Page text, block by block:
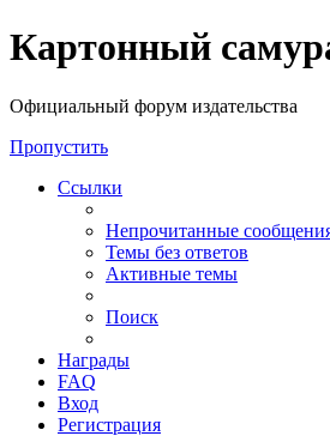
Регистрация
Картонный
Официальный форум издательства
Пропустить
Ссылки
Непрочитанные
Темы без ответов
Активные темы
Поиск
Награды
FAQ
Вход
Регистрация